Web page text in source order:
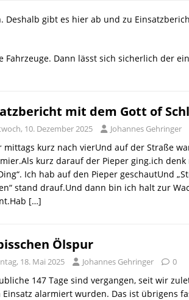
gibt es hier ab und zu
Dann lässt sich sicherlich der
mit dem Gott of
10. Dezember 2025 Johannes Gehringer
mittags kurz nach vierUnd auf der Straße
kurz darauf der Pieper ging.ich denk
Ich hab auf den Pieper geschautUnd
stand drauf.Und dann bin ich halt zur
[…]
Ölspur
18. Mai 2025 Johannes Gehringer 0
147 Tage sind vergangen, seit wir
Einsatz alarmiert wurden. Das ist übrigens